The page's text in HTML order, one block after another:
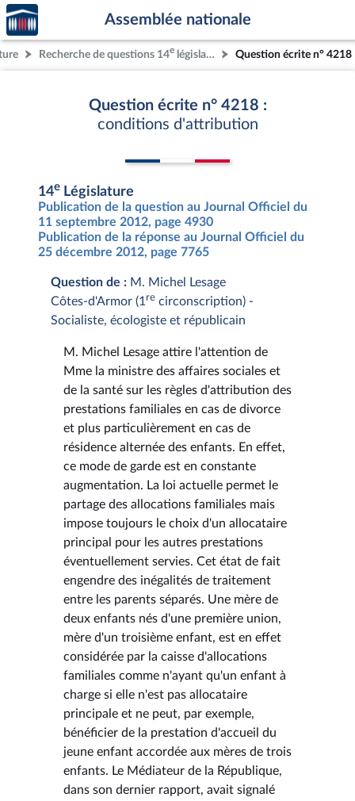
Aller au contenu
Aller en bas de la page
Accèder
à la
page
d'accueil
Assemblée nationale
Recherche de questions 14e législature Question écrite n° 4218
Question écrite n° 4218 :
conditions d'attribution
14e Législature
Publication de la question au Journal Officiel du
11 septembre 2012, page 4930
Publication de la réponse au Journal Officiel du
25 décembre 2012, page 7765
Question de : M. Michel Lesage
Côtes-d'Armor (1 re circonscription) -
Socialiste, écologiste et républicain
M. Michel Lesage attire l'attention de
Mme la ministre des affaires sociales et
de la santé sur les règles d'attribution des
prestations familiales en cas de divorce
et plus particulièrement en cas de
résidence alternée des enfants. En effet,
ce mode de garde est en constante
augmentation. La loi actuelle permet le
partage des allocations familiales mais
impose toujours le choix d'un allocataire
principal pour les autres prestations
éventuellement servies. Cet état de fait
engendre des inégalités de traitement
entre les parents séparés. Une mère de
deux enfants nés d'une première union,
mère d'un troisième enfant, est en effet
considérée par la caisse d'allocations
familiales comme n'ayant qu'un enfant à
charge si elle n'est pas allocataire
principale et ne peut, par exemple,
bénéficier de la prestation d'accueil du
jeune enfant accordée aux mères de trois
enfants. Le Médiateur de la République,
dans son dernier rapport, avait signalé